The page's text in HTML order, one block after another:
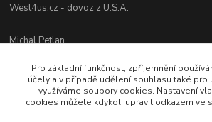
West4us.cz - dovoz z U.S.A.
Michal Petlan
(Po-Pá, 9-16h)
info@west4us.cz
Pro základní funkčnost, zpříjemnění
účely a v případě udělení souhlasu také pro
využíváme soubory cookies. Nastavení
cookies můžete kdykoli upravit odkazem ve